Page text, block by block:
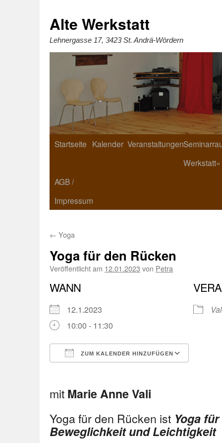
Alte Werkstatt
Lehnergasse 17, 3423 St. Andrä-Wördern
Startseite Kalender Veranstaltungen
Werkstatt«
AGB /
Impressum
← Yoga
Yoga für den Rücken
Veröffentlicht am 12.01.2023 von Petra
WANN
12.1.2023
10:00 - 11:30
ZUM KALENDER HINZUFÜGEN
mit Marie Anne Vali
Yoga für den Rücken ist Yoga
Beweglichkeit und Leichtigkeit